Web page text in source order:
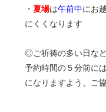
・ 夏場は午前中にお
にくくなります
◎ご祈祷の多い日な
予約時間の５分前に
になりますよう、ご